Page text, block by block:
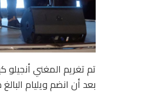
بعد أن انضم ويليام